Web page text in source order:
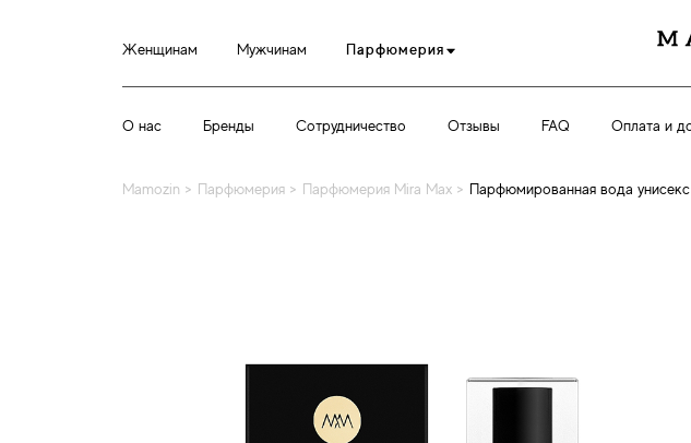
Женщинам Мужчинам Парфюмерия
О нас Бренды Сотрудничество Отзывы FAQ Оплата и
Mamozin > Парфюмерия > Парфюмерия Mira Max > Парфюмированная вода унисекс